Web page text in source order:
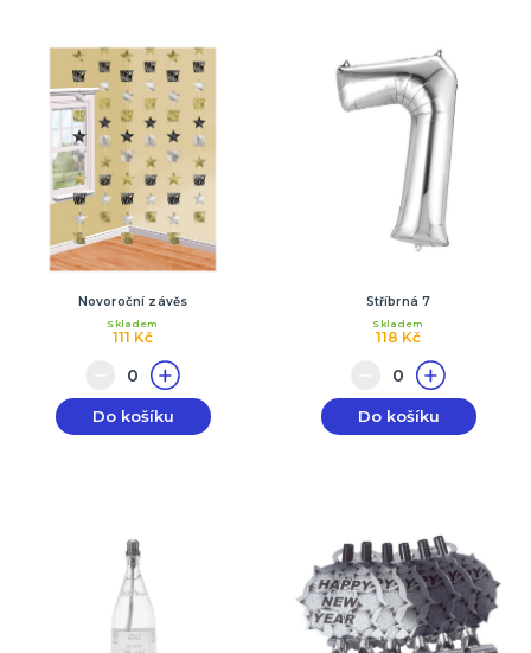
Novoroční závěs
111 Kč
Skladem
Do košíku
Stříbrná 7
118 Kč
Skladem
Do košíku